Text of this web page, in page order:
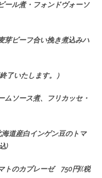
ル煮・フォンドヴォーソ
芽ビーフ合い挽き煮込みハ
了いたします。）
ース煮、フリカッセ・
産白インゲン豆のトマ
)
のカプレーゼ 750円((税